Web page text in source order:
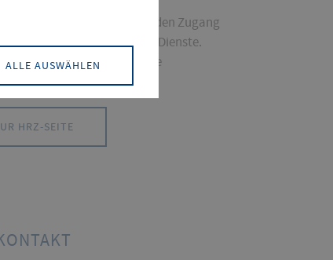
ist Ihr Ansprechpartner für den Zugang
der zentralen Dienste.
beantwortet Ihre
HRZ-SEITE
ALLE AUSWÄHLEN